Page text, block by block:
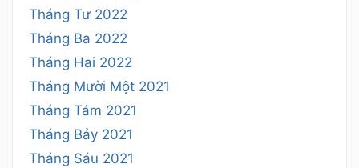
Tháng Tư 2022
Tháng Ba 2022
Tháng Hai 2022
Tháng Mười Một 2021
Tháng Tám 2021
Tháng Bảy 2021
Tháng Sáu 2021